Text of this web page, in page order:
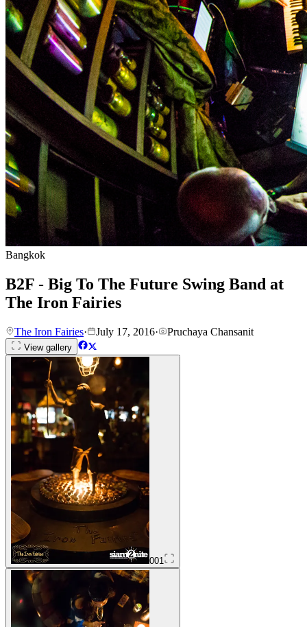
Bangkok
B2F - Big To The Future Swing Band at
The Iron Fairies
The Iron Fairies· July 17, 2016· Pruchaya Chansanit
View gallery
001